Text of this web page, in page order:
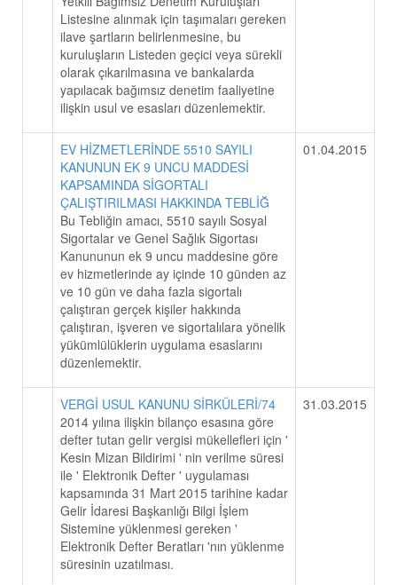
Listesine alınmak için taşımaları gereken
ilave şartların belirlenmesine, bu
kuruluşların Listeden geçici veya sürekli
olarak çıkarılmasına ve bankalarda
yapılacak bağımsız denetim faaliyetine
ilişkin usul ve esasları düzenlemektir.
EV HİZMETLERİNDE 5510 SAYILI
KANUNUN EK 9 UNCU MADDESİ
KAPSAMINDA SİGORTALI
ÇALIŞTIRILMASI HAKKINDA TEBLİĞ
Bu Tebliğin amacı, 5510 sayılı Sosyal
Sigortalar ve Genel Sağlık Sigortası
Kanununun ek 9 uncu maddesine göre
ev hizmetlerinde ay içinde 10 günden az
ve 10 gün ve daha fazla sigortalı
çalıştıran gerçek kişiler hakkında
çalıştıran, işveren ve sigortalılara yönelik
yükümlülüklerin uygulama esaslarını
düzenlemektir.
01.04.2015
VERGİ USUL KANUNU SİRKÜLERİ/74
2014 yılına ilişkin bilanço esasına göre
defter tutan gelir vergisi mükellefleri için '
Kesin Mizan Bildirimi ' nin verilme süresi
ile ' Elektronik Defter ' uygulaması
kapsamında 31 Mart 2015 tarihine kadar
Gelir İdaresi Başkanlığı Bilgi İşlem
Sistemine yüklenmesi gereken '
Elektronik Defter Beratları 'nın yüklenme
süresinin uzatılması.
31.03.2015